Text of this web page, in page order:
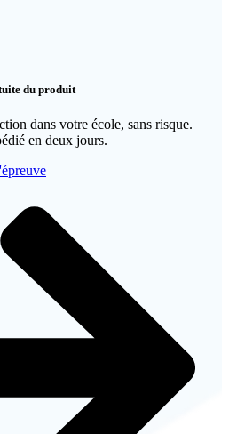
du produit
dans votre école, sans risque.
en deux jours.